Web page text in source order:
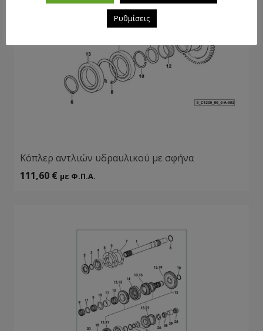
Κόπλερ αντλιών υδραυλικού με σφήνα
111,60 € με Φ.Π.Α.
Ρυθμίσεις